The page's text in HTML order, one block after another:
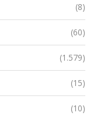
(8)
(60)
(1.579)
(15)
(10)